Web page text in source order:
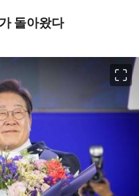
돌아왔다